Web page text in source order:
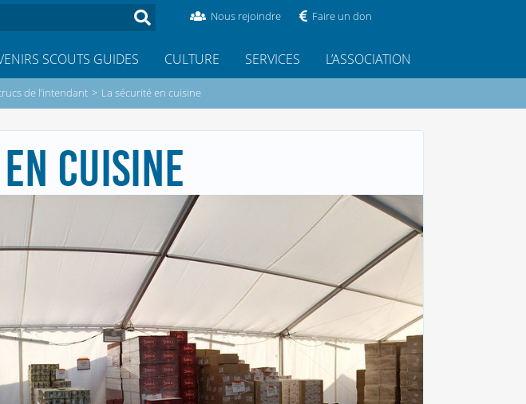
Nous rejoindre Faire un don
SCOUTS GUIDES CULTURE SERVICES L’ASSOCIATION
de l’intendant > La sécurité en cuisine
CUISINE